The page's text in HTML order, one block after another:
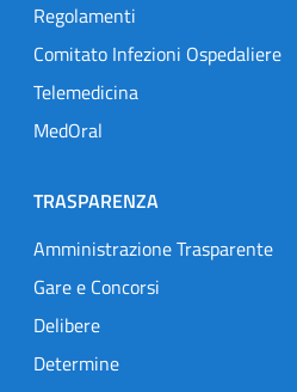
Regolamenti
Comitato Infezioni Ospedaliere
Telemedicina
MedOral
TRASPARENZA
Amministrazione Trasparente
Gare e Concorsi
Delibere
Determine